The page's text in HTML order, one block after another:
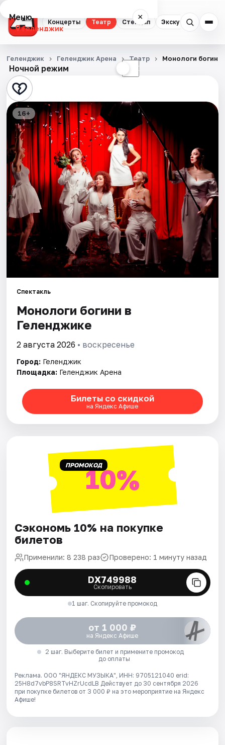
Концерты Театр Стендап Экскурсии
Меню ×
Геленджик
Концерты
Театр
Стендап
Экскурсии
События
Города
Площадки
Артисты
Рейтинги
Ночной режим ☾
Геленджик Геленджик Арена Театр Монологи богини
16+
Спектакль
Монологи богини в
Геленджике
2 августа 2026 • воскресенье
Город: Геленджик
Площадка: Геленджик Арена
Билеты со скидкой
на Яндекс Афише
ПРОМОКОД10%
Сэкономь 10% на покупке
билетов
Применили: 8 238 раз Проверено: 1 минуту назад
DX749988
Скопировать
1 шаг. Скопируйте промокод
от 1 000 ₽
на Яндекс Афише
2 шаг. Выберите билет и примените промокод
до оплаты
Реклама. ООО "ЯНДЕКС МУЗЫКА", ИНН: 9705121040 erid:
25H8d7vbP8SRTvHZrUcdLB Действует до 30 сентября 2026
при покупке билетов от 3 000 ₽ на это мероприятие на Яндекс
Афише!